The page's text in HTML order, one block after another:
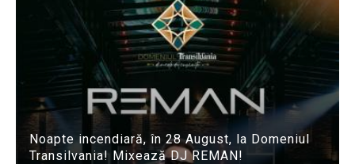
Noapte incendiară, în 28 August, la Domeniul
Transilvania! Mixează DJ REMAN!